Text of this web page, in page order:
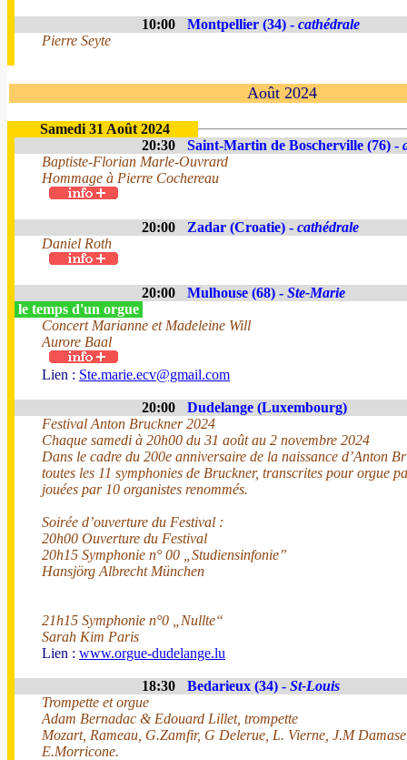
10:00 Montpellier (34) - cathédrale
Pierre Seyte
Août 2024
Samedi 31 Août 2024
20:30
Saint-Martin de Boscherville (76) -
Baptiste-Florian Marle-Ouvrard
Hommage à Pierre Cochereau
20:00 Zadar (Croatie) - cathédrale
Daniel Roth
20:00 Mulhouse (68) - Ste-Marie
le temps d'un orgue
Concert Marianne et Madeleine Will
Aurore Baal
Lien : Ste.marie.ecv@gmail.com
20:00
Dudelange (Luxembourg)
Festival Anton Bruckner 2024
Chaque samedi à 20h00 du 31 août au 2 novembre 2024
Dans le cadre du 200e anniversaire de la naissance d’Anton
toutes les 11 symphonies de Bruckner, transcrites pour orgue
jouées par 10 organistes renommés.
Soirée d’ouverture du Festival :
20h00 Ouverture du Festival
20h15 Symphonie n° 00 „Studiensinfonie”
Hansjörg Albrecht München
21h15 Symphonie n°0 „Nullte“
Sarah Kim Paris
Lien : www.orgue-dudelange.lu
18:30 Bedarieux (34) - St-Louis
Trompette et orgue
Adam Bernadac & Edouard Lillet, trompette
Mozart, Rameau, G.Zamfir, G Delerue, L. Vierne, J.M
E.Morricone.